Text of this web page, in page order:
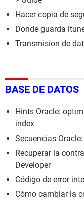
Hacer copia de
Donde guarda
Transmision de
BASE DE DATOS
Hints Oracle:
index
Secuencias
Recuperar la
Developer
Código de error
Cómo cambiar la